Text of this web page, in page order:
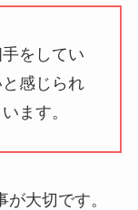
をしてい
感じられ
ます。
大切です。